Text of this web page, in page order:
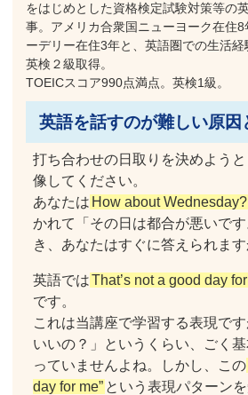
をはじめとした資格検定試験対策等の
事。アメリカ合衆国ニューヨーク在住8
ーデリー在住3年と、英語圏での生活
英検２級取得。
TOEICスコア990点満点。英検1級。
英語を話すのが難しい原因
打ち合わせの日取りを決めよう
像してください。
あなたは How about
かれて「その日は都合が悪いで
き、あなたはすぐに答えられます
英語ではThat’s not a good day
です。
これは当講座で学習する表現で
いいの？」というくらい、ごく
っていませんよね。しかし、この
day for me” という表現パターン